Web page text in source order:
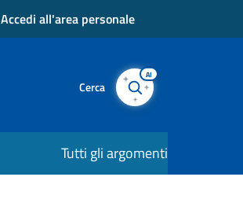
Accedi all'area personale
Cerca
AI
Tutti gli argomenti